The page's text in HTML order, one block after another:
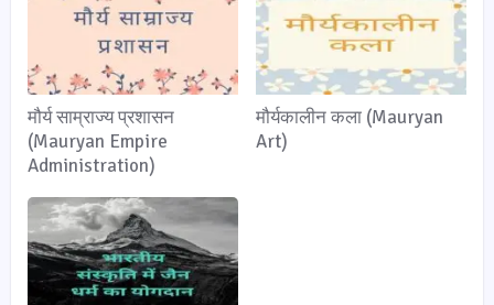
मौर्य साम्राज्य प्रशासन
(Mauryan Empire
Administration)
मौर्यकालीन कला (Mauryan
Art)